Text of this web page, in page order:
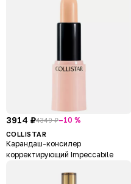
3914 ₽4349 ₽–10 %
COLLISTAR
Карандаш-консилер
корректирующий Impeccabile